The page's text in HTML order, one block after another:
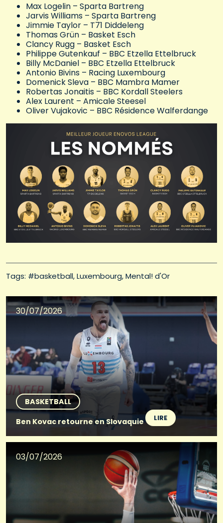
Max Logelin – Sparta Bartreng
Jarvis Williams – Sparta Bartreng
Jimmie Taylor – T71 Diddeleng
Thomas Grün – Basket Esch
Clancy Rugg – Basket Esch
Philippe Gutenkauf – BBC Etzella Ettelbruck
Billy McDaniel – BBC Etzella Ettelbruck
Antonio Bivins – Racing Luxembourg
Domenick Sleva – BBC Mambra Mamer
Robertas Jonaitis – BBC Kordall Steelers
Alex Laurent – Amicale Steesel
Oliver Vujakovic – BBC Résidence Walferdange
Tags: #basketball Luxembourg Mental! d'Or
30/07/2026
BASKETBALL
Ben Kovac retourne en Slovaquie
LIRE
03/07/2026